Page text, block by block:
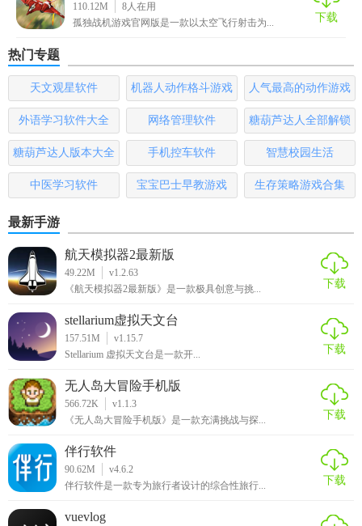
励。
1. 操作方式：通过虚拟按键或触屏操作控制战机的移动和射
击。
2. 目标设定：击败敌人、收集金币、通过关卡等，达成游戏
目标。
3. 策略运用：合理利用战机的技能和道具，制定有效的战斗
斗力。
5. 挑战自我：挑战高难度关卡和BOSS，提升游戏成就感。
【孤独战机手游免费版推荐】
孤独战机手游免费版是一款值得一试的飞行射击游戏，它提
供了丰富的游戏内容和多样的玩法，能够带给玩家无尽的乐
趣和挑战。无论是喜欢刺激的战斗还是追求高分排名，这款
游戏都能满足你的需求。快来下载体验吧！
110.12M 8人在用
孤独战机游戏官网版是一款以太空飞行射击为...
下载
热门专题
天文观星软件
机器人动作格斗游戏
大全
人气最高的动作游戏
排行榜
外语学习软件大全 网络管理软件
糖葫芦达人全部解锁
版
糖葫芦达人版本大全 手机控车软件 智慧校园生活
中医学习软件 宝宝巴士早教游戏 生存策略游戏合集
最新手游
航天模拟器2最新版
49.22M
v1.2.63
《航天模拟器2最新版》是一款极具创意与挑...
下载
stellarium虚拟天文台
157.51M
v1.15.7
Stellarium 虚拟天文台是一款开...
下载
无人岛大冒险手机版
566.72K
v1.1.3
《无人岛大冒险手机版》是一款充满挑战与探...
下载
伴行软件
90.62M
v4.6.2
伴行软件是一款专为旅行者设计的综合性旅行...
下载
vuevlog